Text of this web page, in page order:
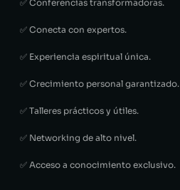
✅ Conferencias transformadoras.
✅ Conecta con expertos.
✅ Experiencia espiritual única.
✅ Crecimiento personal garantizado.
✅ Talleres prácticos y útiles.
✅ Networking de alto nivel.
✅ Acceso a conocimiento exclusivo.